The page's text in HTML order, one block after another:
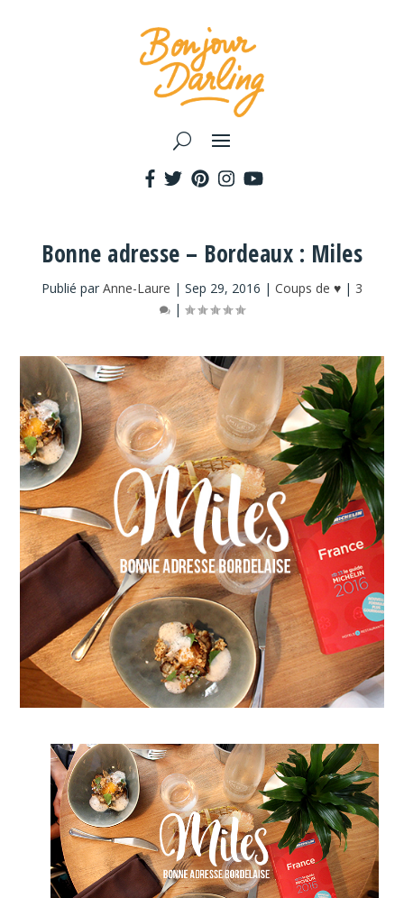
Bonne adresse – Bordeaux : Miles
Publié par Anne-Laure | Sep 29, 2016 | Coups de ♥ | 3
|